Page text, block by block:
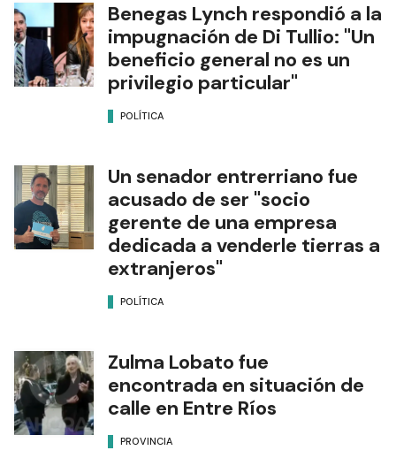
Benegas Lynch respondió a la
impugnación de Di Tullio: "Un
beneficio general no es un
privilegio particular"
POLÍTICA
Un senador entrerriano fue
acusado de ser "socio
gerente de una empresa
dedicada a venderle tierras a
extranjeros"
POLÍTICA
Zulma Lobato fue
encontrada en situación de
calle en Entre Ríos
PROVINCIA